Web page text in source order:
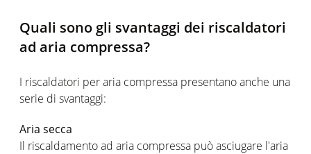
Quali sono gli svantaggi dei riscaldatori
ad aria compressa?
I riscaldatori per aria compressa presentano anche una
serie di svantaggi:
Aria secca
Il riscaldamento ad aria compressa può asciugare l'aria